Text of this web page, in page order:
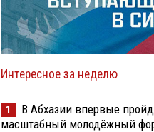
Интересное за неделю
1
В Абхазии впервые
масштабный молодёжный